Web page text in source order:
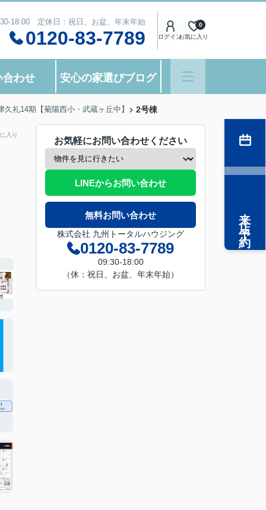
18:00 定休日：祝日、お盆、年末年始
0120-83-7789 ログインお気に入り
0
合わせ 安心の家選びブログ
礼14期【菊陽西小・武蔵ヶ丘中】 2号棟
入り
お気軽にお問い合わせください
LINEからお問い合わせ
無料お問い合わせ
株式会社 九州トータルハウジング
0120-83-7789
09:30-18:00
（休：祝日、お盆、年末年始）
来店予約